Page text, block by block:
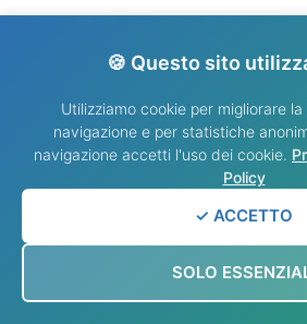
🍪 Questo sito
Utilizziamo cookie per migliorare
navigazione e per statistiche
navigazione accetti l'uso dei cookie.
Policy
✓ ACCETTO
SOLO